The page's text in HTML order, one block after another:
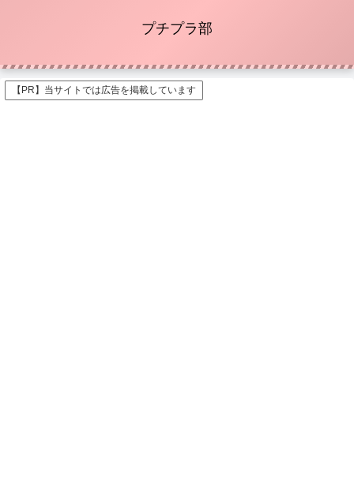
プチプラ部
【PR】当サイトでは広告を掲載しています